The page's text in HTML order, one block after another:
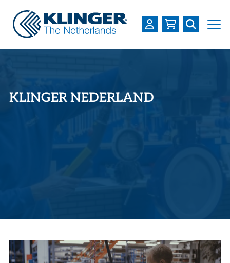
WERKEN BIJ
CONTACT
KLINGER NEDERLAND